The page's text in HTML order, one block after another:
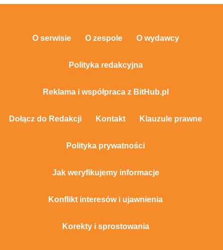
O serwisie O zespole O wydawcy
Polityka redakcyjna
Reklama i współpraca z BitHub.pl
Dołącz do Redakcji Kontakt Klauzule prawne
Polityka prywatności
Jak weryfikujemy informacje
Konflikt interesów i ujawnienia
Korekty i sprostowania